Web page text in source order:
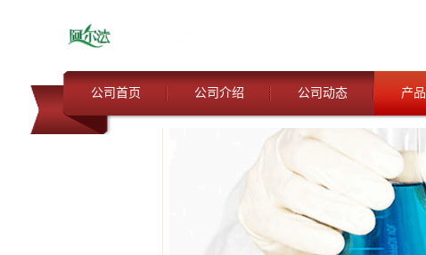
公司首页 公司介绍 公司动态 产